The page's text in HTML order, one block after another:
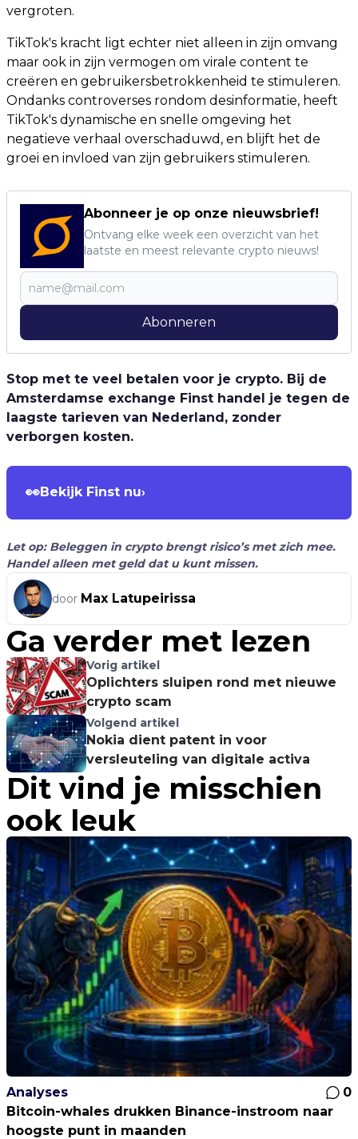
vergroten.
TikTok's kracht ligt echter niet alleen in zijn omvang
maar ook in zijn vermogen om virale content te
creëren en gebruikersbetrokkenheid te stimuleren.
Ondanks controverses rondom desinformatie, heeft
TikTok's dynamische en snelle omgeving het
negatieve verhaal overschaduwd, en blijft het de
groei en invloed van zijn gebruikers stimuleren.
Abonneer je op onze nieuwsbrief!
Ontvang elke week een overzicht van het
laatste en meest relevante crypto nieuws!
Abonneren
Stop met te veel betalen voor je crypto. Bij de
Amsterdamse exchange Finst handel je tegen de
laagste tarieven van Nederland, zonder
verborgen kosten.
👀Bekijk Finst nu›
Let op: Beleggen in crypto brengt risico’s met zich mee.
Handel alleen met geld dat u kunt missen.
door Max Latupeirissa
Ga verder met lezen
Vorig artikel
Oplichters sluipen rond met nieuwe
crypto scam
Volgend artikel
Nokia dient patent in voor
versleuteling van digitale activa
Dit vind je misschien
ook leuk
Analyses
0
Bitcoin-whales drukken Binance-instroom naar
hoogste punt in maanden